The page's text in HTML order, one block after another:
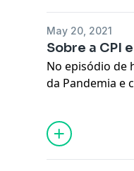
May 20, 2021
Sobre a CPI
No episódio de
da Pandemia e
se
Marcelo
Amazon Web
blog ou